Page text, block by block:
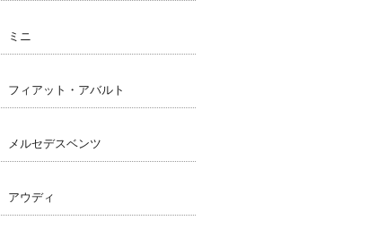
ミニ
フィアット・アバルト
メルセデスベンツ
アウディ